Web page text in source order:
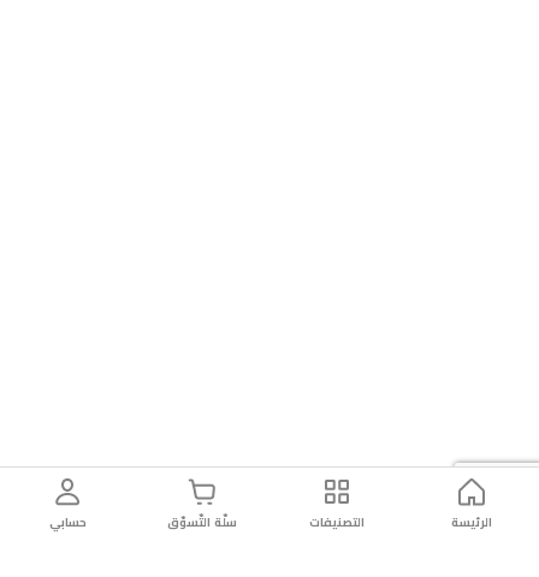
الرئيسة التصنيفات سلّة التّسوّق حسابي